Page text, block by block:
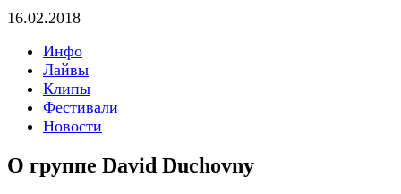
16.02.2018
Инфо
Лайвы
Клипы
Фестивали
Новости
О группе David Duchovny